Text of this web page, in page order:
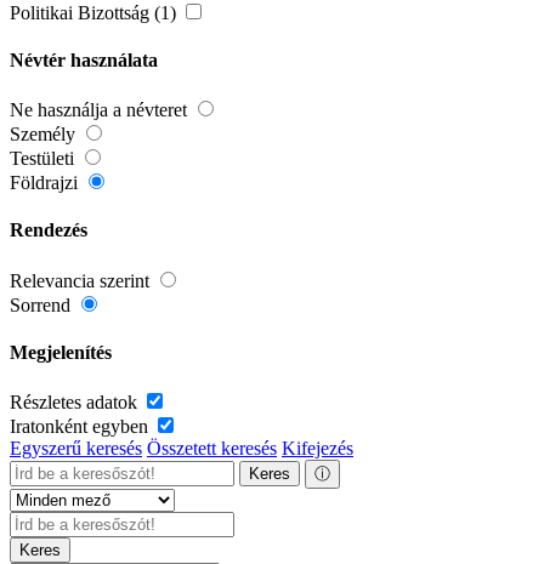
Politikai Bizottság (1)
Névtér használata
Ne használja a névteret
Személy
Testületi
Földrajzi
Rendezés
Relevancia szerint
Sorrend
Megjelenítés
Részletes adatok
Iratonként egyben
Egyszerű keresés Összetett keresés Kifejezés
Keres ⓘ
Keres